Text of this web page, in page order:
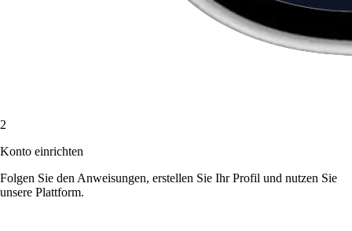
2
Konto einrichten
Folgen Sie den Anweisungen, erstellen Sie Ihr Profil und nutzen Sie
unsere Plattform.